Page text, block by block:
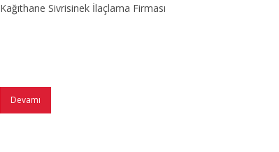
Kağıthane Sivrisinek İlaçlama Firması
Devamı